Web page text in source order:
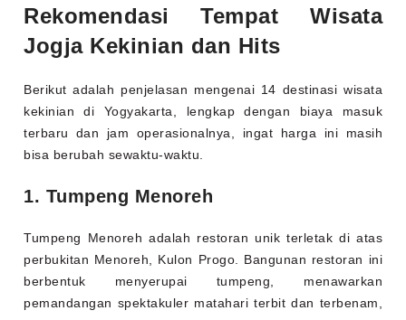
Rekomendasi Tempat Wisata
Jogja Kekinian dan Hits
Berikut adalah penjelasan mengenai 14 destinasi wisata
kekinian di Yogyakarta, lengkap dengan biaya masuk
terbaru dan jam operasionalnya, ingat harga ini masih
bisa berubah sewaktu-waktu.
1. Tumpeng Menoreh
Tumpeng Menoreh adalah restoran unik terletak di atas
perbukitan Menoreh, Kulon Progo. Bangunan restoran ini
berbentuk menyerupai tumpeng, menawarkan
pemandangan spektakuler matahari terbit dan terbenam,